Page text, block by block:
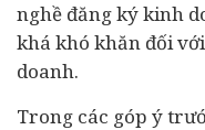
nghề đăng ký kinh
khá khó khăn đối
doanh.
Trong các góp ý